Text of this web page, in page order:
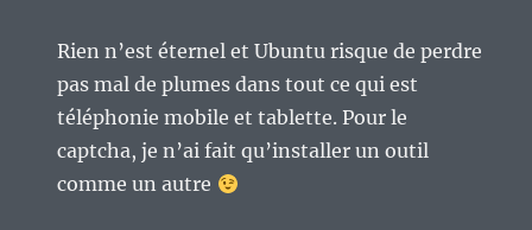
Rien n’est éternel et Ubuntu risque de perdre
pas mal de plumes dans tout ce qui est
téléphonie mobile et tablette. Pour le
captcha, je n’ai fait qu’installer un outil
comme un autre